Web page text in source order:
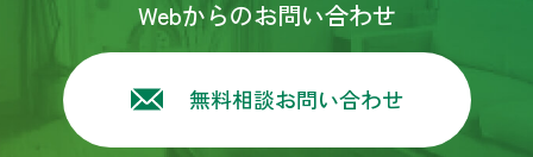
に過ごしてます✌️またリフォームする事があればカ
プライ様にお願いしようと思います！宜しくお願
い致します！長い様で短かったのですが本当にあ
4 years ago
Webからのお問い合わせ
無料相談お問い合わせ